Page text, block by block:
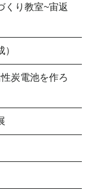
くり教室~宙返
炭電池を作ろ